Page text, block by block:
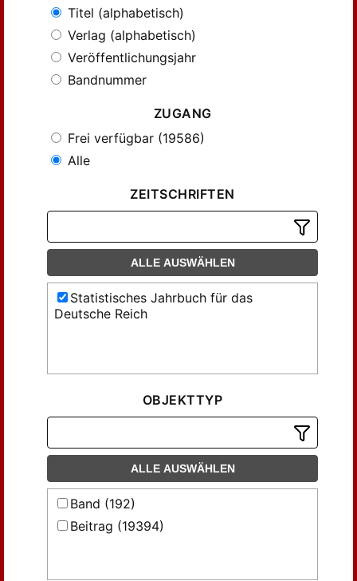
Titel (alphabetisch)
Verlag (alphabetisch)
Veröffentlichungsjahr
Bandnummer
ZUGANG
Frei verfügbar (19586)
Alle
ZEITSCHRIFTEN
ALLE AUSWÄHLEN
Statistisches Jahrbuch für das
Deutsche Reich
OBJEKTTYP
ALLE AUSWÄHLEN
Band (192)
Beitrag (19394)